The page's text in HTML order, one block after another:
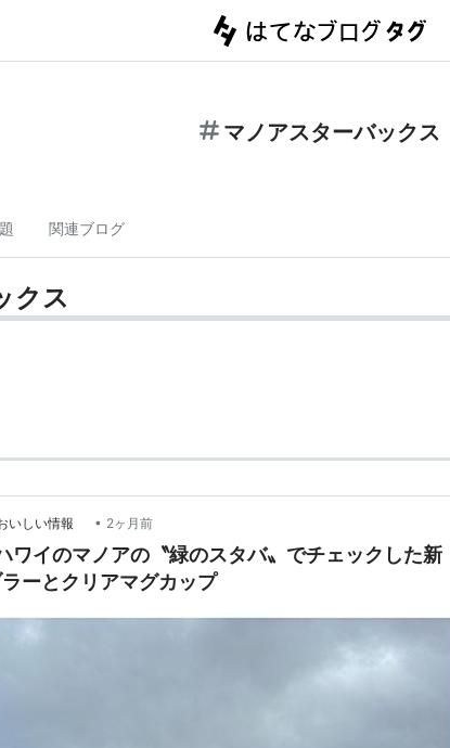
マノアスターバックス
関連ブログ
クス
いしい情報 • 2ヶ月前
ワイのマノアの〝緑のスタバ〟でチェックした新
ーとクリアマグカップ